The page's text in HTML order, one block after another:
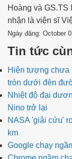
Hoàng và
nhận là viện sĩ
Ngày đăng: October
Tin tức
Hiện tượng chưa
tròn dưới đèn
Nhiệt độ đại
Nino trở lại
NASA 'giải cứu'
km
Google chạy